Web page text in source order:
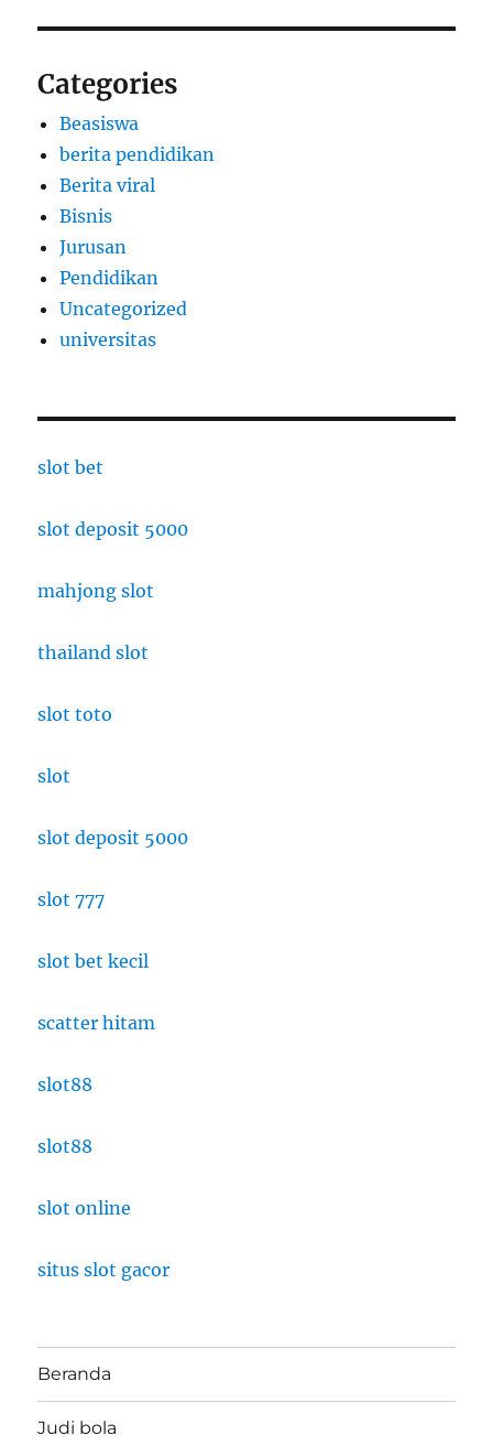
Categories
Beasiswa
berita pendidikan
Berita viral
Bisnis
Jurusan
Pendidikan
Uncategorized
universitas
slot bet
slot deposit 5000
mahjong slot
thailand slot
slot toto
slot
slot deposit 5000
slot 777
slot bet kecil
scatter hitam
slot88
slot88
slot online
situs slot gacor
Beranda
Judi bola